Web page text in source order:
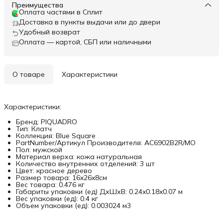
Преимущества
Оплата частями в Сплит
Доставка в пункты выдачи или до двери
Удобный возврат
Оплата — картой, СБП или наличными
О товаре Характеристики
Характеристики:
Бренд: PIQUADRO
Тип: Клатч
Коллекция: Blue Square
PartNumber/Артикул Производителя: AC6902B2R/MO
Пол: мужской
Материал верха: кожа натуральная
Количество внутренних отделений: 3 шт
Цвет: красное дерево
Размер товара: 16x26x8см
Вес товара: 0.476 кг
Габариты упаковки (ед) ДхШхВ: 0.24x0.18x0.07 м
Вес упаковки (ед): 0.4 кг
Объем упаковки (ед): 0.003024 м3